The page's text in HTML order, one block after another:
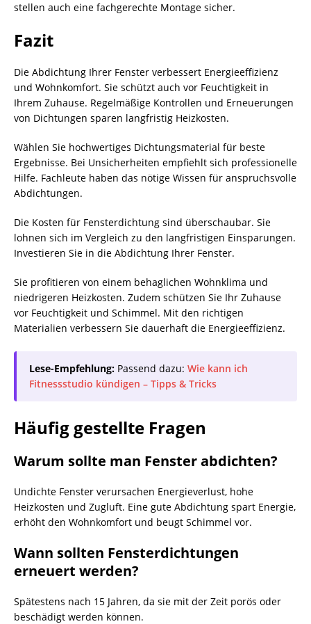
stellen auch eine fachgerechte Montage sicher.
Fazit
Die Abdichtung Ihrer Fenster verbessert Energieeffizienz
und Wohnkomfort. Sie schützt auch vor Feuchtigkeit in
Ihrem Zuhause. Regelmäßige Kontrollen und Erneuerungen
von Dichtungen sparen langfristig Heizkosten.
Wählen Sie hochwertiges Dichtungsmaterial für beste
Ergebnisse. Bei Unsicherheiten empfiehlt sich professionelle
Hilfe. Fachleute haben das nötige Wissen für anspruchsvolle
Abdichtungen.
Die Kosten für Fensterdichtung sind überschaubar. Sie
lohnen sich im Vergleich zu den langfristigen Einsparungen.
Investieren Sie in die Abdichtung Ihrer Fenster.
Sie profitieren von einem behaglichen Wohnklima und
niedrigeren Heizkosten. Zudem schützen Sie Ihr Zuhause
vor Feuchtigkeit und Schimmel. Mit den richtigen
Materialien verbessern Sie dauerhaft die Energieeffizienz.
Lese-Empfehlung: Passend dazu: Wie kann ich
Fitnessstudio kündigen – Tipps & Tricks
Häufig gestellte Fragen
Warum sollte man Fenster abdichten?
Undichte Fenster verursachen Energieverlust, hohe
Heizkosten und Zugluft. Eine gute Abdichtung spart Energie,
erhöht den Wohnkomfort und beugt Schimmel vor.
Wann sollten Fensterdichtungen
erneuert werden?
Spätestens nach 15 Jahren, da sie mit der Zeit porös oder
beschädigt werden können.